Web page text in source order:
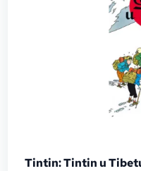
Tintin: Tintin u